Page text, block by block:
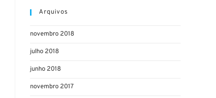
Arquivos
novembro 2018
julho 2018
junho 2018
novembro 2017